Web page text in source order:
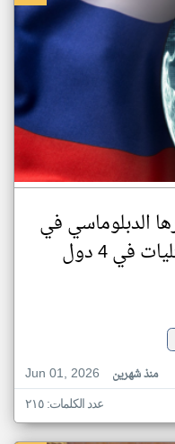
الدبلوماسي في
إفريقيا بافتتاح ممثليات في 4 دول
Jun 01, 2026
منذ شهرين
عدد الكلمات: ٢١٥